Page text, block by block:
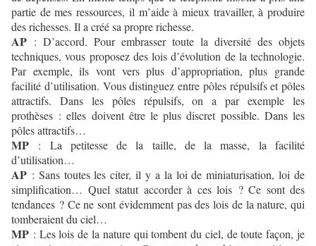
partie de mes ressources, il m’aide à mieux travailler, à produire
des richesses. Il a créé sa propre richesse.
AP : D’accord. Pour embrasser toute la diversité des objets
techniques, vous proposez des lois d’évolution de la technologie.
Par exemple, ils vont vers plus d’appropriation, plus grande
facilité d’utilisation. Vous distinguez entre pôles répulsifs et pôles
attractifs. Dans les pôles répulsifs, on a par exemple les
prothèses : elles doivent être le plus discret possible. Dans les
pôles attractifs…
MP : La petitesse de la taille, de la masse, la facilité
d’utilisation…
AP : Sans toutes les citer, il y a la loi de miniaturisation, loi de
simplification… Quel statut accorder à ces lois ? Ce sont des
tendances ? Ce ne sont évidemment pas des lois de la nature, qui
tomberaient du ciel…
MP : Les lois de la nature qui tombent du ciel, de toute façon, je